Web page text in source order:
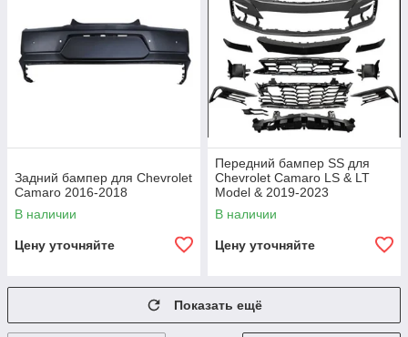
Задний бампер для Chevrolet
Camaro 2016-2018
В наличии
Цену уточняйте
Передний бампер SS для
Chevrolet Camaro LS & LT
Model & 2019-2023
В наличии
Цену уточняйте
Показать ещё